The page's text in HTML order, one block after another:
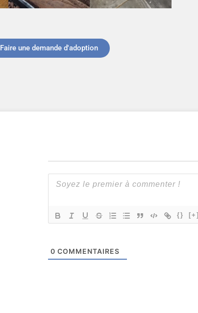
Faire une demande d'adoption
{} [+]
0 COMMENTAIRES